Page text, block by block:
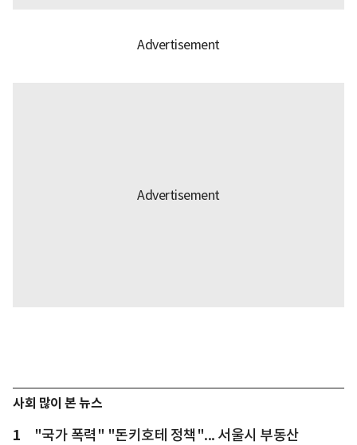
사회 많이 본 뉴스
1
"국가 폭력" "돈키호테 정책"... 서울시 부동산